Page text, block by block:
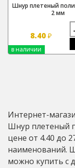
Шнур плетеный
2 мм
8.40 ₽
в наличии
Интернет-
Шнур плетеный
цене от 4.40 до
наименований.
можно купить с